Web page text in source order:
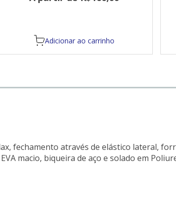
Adicionar ao carrinho
fechamento através de elástico lateral,
macio, biqueira de aço e solado em